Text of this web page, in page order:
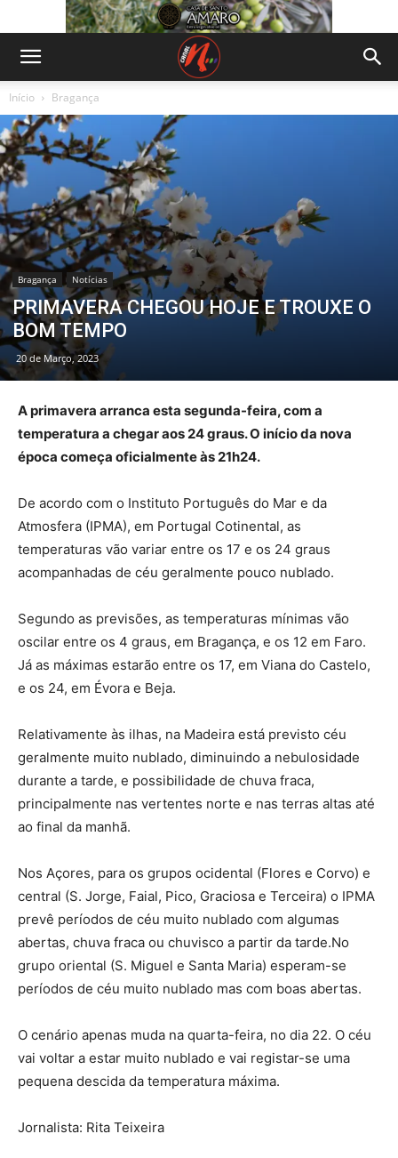
Início Bragança
Bragança Notícias
PRIMAVERA CHEGOU HOJE E TROUXE O
BOM TEMPO
20 de Março, 2023
A primavera arranca esta segunda-feira, com a
temperatura a chegar aos 24 graus. O início da nova
época começa oficialmente às 21h24.
De acordo com o Instituto Português do Mar e da
Atmosfera (IPMA), em Portugal Cotinental, as
temperaturas vão variar entre os 17 e os 24 graus
acompanhadas de céu geralmente pouco nublado.
Segundo as previsões, as temperaturas mínimas vão
oscilar entre os 4 graus, em Bragança, e os 12 em Faro.
Já as máximas estarão entre os 17, em Viana do Castelo,
e os 24, em Évora e Beja.
Relativamente às ilhas, na Madeira está previsto céu
geralmente muito nublado, diminuindo a nebulosidade
durante a tarde, e possibilidade de chuva fraca,
principalmente nas vertentes norte e nas terras altas até
ao final da manhã.
Nos Açores, para os grupos ocidental (Flores e Corvo) e
central (S. Jorge, Faial, Pico, Graciosa e Terceira) o IPMA
prevê períodos de céu muito nublado com algumas
abertas, chuva fraca ou chuvisco a partir da tarde.No
grupo oriental (S. Miguel e Santa Maria) esperam-se
períodos de céu muito nublado mas com boas abertas.
O cenário apenas muda na quarta-feira, no dia 22. O céu
vai voltar a estar muito nublado e vai registar-se uma
pequena descida da temperatura máxima.
Jornalista: Rita Teixeira